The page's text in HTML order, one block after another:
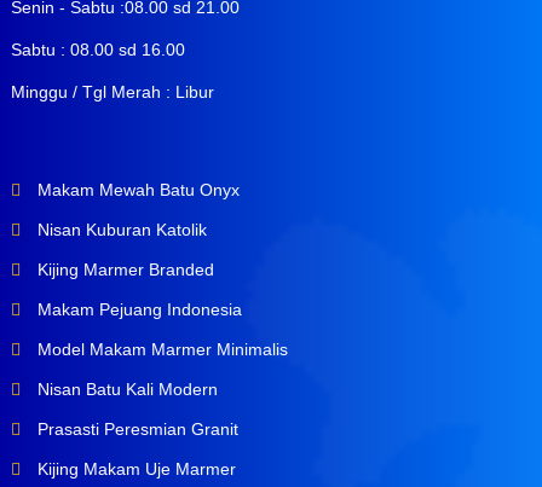
Senin - Sabtu :08.00 sd 21.00
Sabtu : 08.00 sd 16.00
Minggu / Tgl Merah : Libur
Makam Mewah Batu Onyx
Nisan Kuburan Katolik
Kijing Marmer Branded
Makam Pejuang Indonesia
Model Makam Marmer Minimalis
Nisan Batu Kali Modern
Prasasti Peresmian Granit
Kijing Makam Uje Marmer